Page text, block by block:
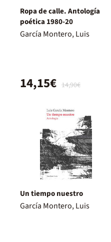
Ropa de calle. Antología
poética 1980-20
García Montero, Luis
14,90€
14,15€
Un tiempo nuestro
García Montero, Luis